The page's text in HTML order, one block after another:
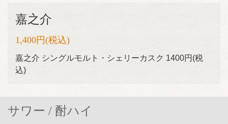
嘉之介
1,400円(税込)
嘉之介 シングルモルト・シェリーカスク 1400円(税
込)
サワー / 酎ハイ